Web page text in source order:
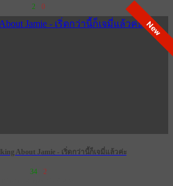
2 0
New
About Jamie - เริ่ดกว่านี้ก็เจมี่แล้วค่ะ
34 2